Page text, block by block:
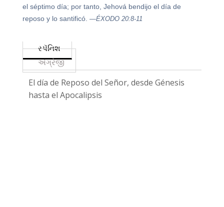
el séptimo día; por tanto, Jehová bendijo el día de
reposo y lo santificó. —ÉXODO 20:8-11
સ્પૅનિશ
અંગ્રેજી
El día de Reposo del Señor, desde Génesis
hasta el Apocalipsis